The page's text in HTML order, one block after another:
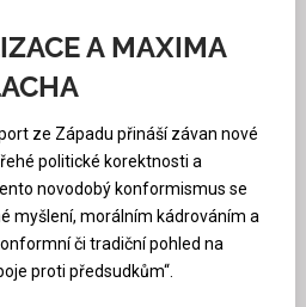
A MAXIMA
ze Západu přináší závan nové
politické korektnosti a
novodobý konformismus se
myšlení, morálním kádrováním a
či tradiční pohled na
proti předsudkům“.